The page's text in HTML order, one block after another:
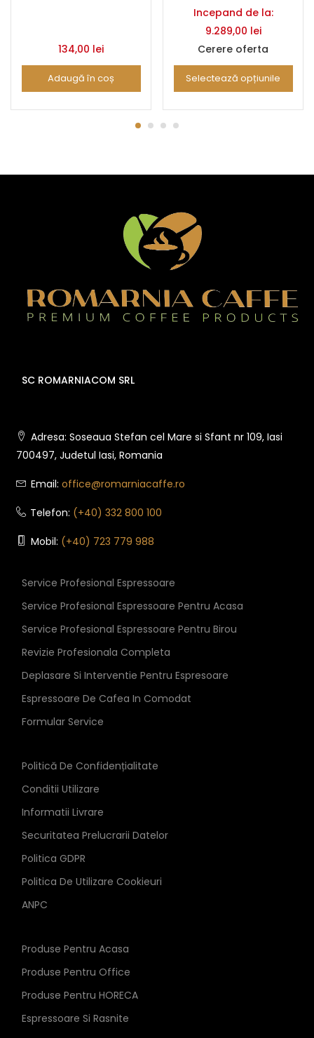
134,00 lei
Adaugă în coș
Incepand de la:
9.289,00 lei
Cerere oferta
Selectează opțiunile
SC ROMARNIACOM SRL
Adresa: Soseaua Stefan cel Mare si Sfant nr 109, Iasi
700497, Judetul Iasi, Romania
Email: office@romarniacaffe.ro
Telefon: (+40) 332 800 100
Mobil: (+40) 723 779 988
Service Profesional Espressoare
Service Profesional Espressoare Pentru Acasa
Service Profesional Espressoare Pentru Birou
Revizie Profesionala Completa
Deplasare Si Interventie Pentru Espresoare
Espressoare De Cafea In Comodat
Formular Service
Politică De Confidențialitate
Conditii Utilizare
Informatii Livrare
Securitatea Prelucrarii Datelor
Politica GDPR
Politica De Utilizare Cookieuri
ANPC
Produse Pentru Acasa
Produse Pentru Office
Produse Pentru HORECA
Espressoare Si Rasnite